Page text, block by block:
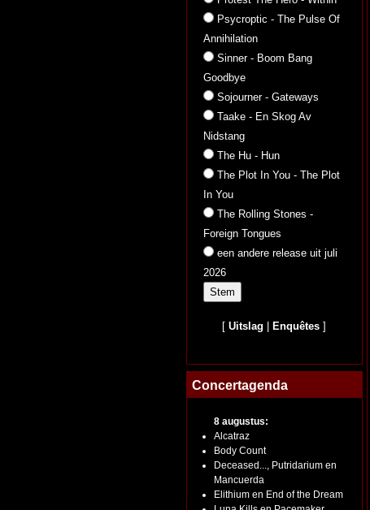
Psycroptic - The Pulse Of
Annihilation
Sinner - Boom Bang
Goodbye
Sojourner - Gateways
Taake - En Skog Av
Nidstang
The Hu - Hun
The Plot In You - The Plot
In You
The Rolling Stones -
Foreign Tongues
een andere release uit juli
2026
[Uitslag Enquêtes ]
Concertagenda
8 augustus:
Alcatraz
Body Count
Deceased..., Putridarium en
Mancuerda
Elithium en End of the Dream